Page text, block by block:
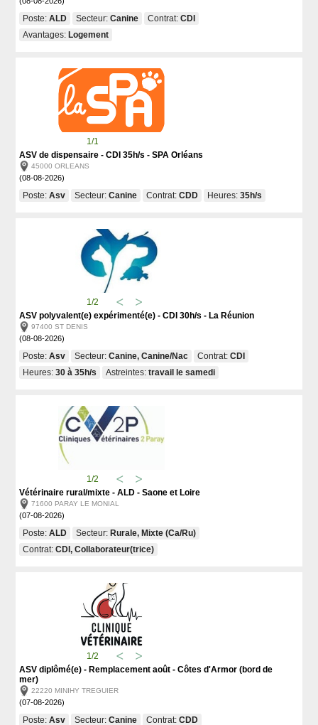
Poste: ALD Secteur: Canine Contrat: CDI
Avantages: Logement
1/1
ASV de dispensaire - CDI 35h/s - SPA Orléans
45000 ORLEANS
(08-08-2026)
Poste: Asv Secteur: Canine Contrat: CDD Heures: 35h/s
1/2
ASV polyvalent(e) expérimenté(e) - CDI 30h/s - La Réunion
97400 ST DENIS
(08-08-2026)
Poste: Asv Secteur: Canine, Canine/Nac Contrat: CDI
Heures: 30 à 35h/s Astreintes: travail le samedi
1/2
Vétérinaire rural/mixte - ALD - Saone et Loire
71600 PARAY LE MONIAL
(07-08-2026)
Poste: ALD Secteur: Rurale, Mixte (Ca/Ru)
Contrat: CDI, Collaborateur(trice)
1/2
ASV diplômé(e) - Remplacement août - Côtes d'Armor (bord de
mer)
22220 MINIHY TREGUIER
(07-08-2026)
Poste: Asv Secteur: Canine Contrat: CDD